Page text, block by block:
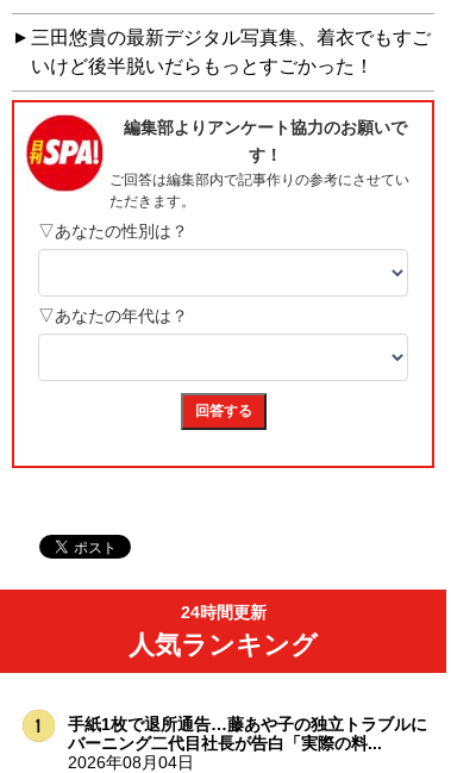
三田悠貴の最新デジタル写真集、着衣でもすご
いけど後半脱いだらもっとすごかった！
24時間更新
人気ランキング
手紙1枚で退所通告…藤あや子の独立トラブルに
バーニング二代目社長が告白「実際の料...
2026年08月04日